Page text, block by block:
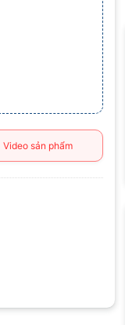
Video sản phẩm